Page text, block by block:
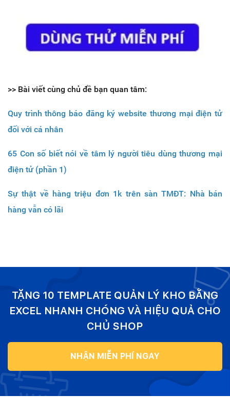
>> Bài viết cùng chủ đề bạn quan tâm:
Quy trình thông báo đăng ký website thương mại điện tử
đối với cá nhân
65 Con số biết nói về tâm lý người tiêu dùng thương mại
điện tử (phần 1)
Sự thật về hàng triệu đơn 1k trên sàn TMĐT: Nhà bán
hàng vẫn có lãi
TẶNG 10 TEMPLATE QUẢN LÝ KHO BẰNG
EXCEL NHANH CHÓNG VÀ HIỆU QUẢ CHO
CHỦ SHOP
NHẬN MIỄN PHÍ NGAY